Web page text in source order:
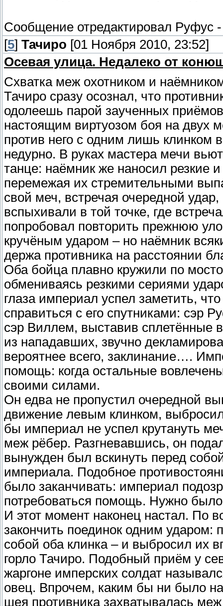
Сообщение отредактировал Руфус
[5] Тачиро [01 Ноября 2010, 23:52]
Осевая улица. Недалеко от
Схватка меж охотником и
Тачиро сразу осознал, что
одолеешь парой заученных
настоящим виртуозом боя на двух
против него с одним лишь клинком
недурно. В руках мастера мечи
танце: наёмник же наносил резкие
перемежая их стремительными
свой меч, встречая очередной
вспыхивали в той точке, где
попробовал повторить прежнюю
кручёным ударом – но наёмник
держа противника на расстоянии
Оба бойца плавно кружили по
обмениваясь резкими сериями
глаза империал успел заметить,
справиться с его спутниками: сэр
сэр Виллем, выставив сплетённые
из нападавших, звучно
вероятнее всего, заклинание….
помощь: когда остальные
своими силами.
Он едва не пропустил очередной
движение левым клинком,
бы империал не успел крутануть
меж рёбер. Разгневавшись, он
вынужден был вскинуть перед
империала. Подобное
было заканчивать: империал
потребоваться помощь. Нужно
И этот момент наконец настал. По
закончить поединок одним ударом:
собой оба клинка – и выбросил их
горло Тачиро. Подобный приём у
жаргоне имперских солдат
овец. Впрочем, каким бы ни было
шея противника захватывалась